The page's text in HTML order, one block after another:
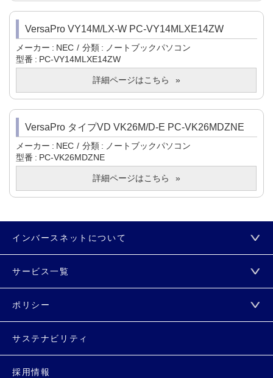
VersaPro VY14M/LX-W PC-VY14MLXE14ZW
メーカー NEC 分類
ノートブックパソコン
型番
PC-VY14MLXE14ZW
詳細ページはこちら
VersaPro タイプVD VK26M/D-E PC-VK26MDZNE
メーカー NEC 分類
ノートブックパソコン
型番
PC-VK26MDZNE
詳細ページはこちら
インバースネットについて
サービス一覧
ポリシー
サステナビリティ
採用情報